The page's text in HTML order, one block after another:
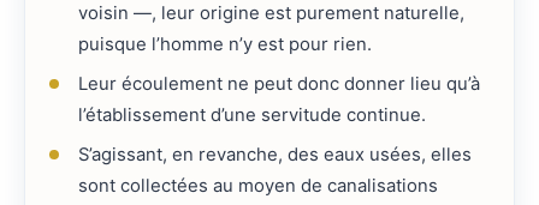
voisin —, leur origine est purement naturelle,
puisque l’homme n’y est pour rien.
Leur écoulement ne peut donc donner lieu qu’à
l’établissement d’une servitude continue.
S’agissant, en revanche, des eaux usées, elles
sont collectées au moyen de canalisations